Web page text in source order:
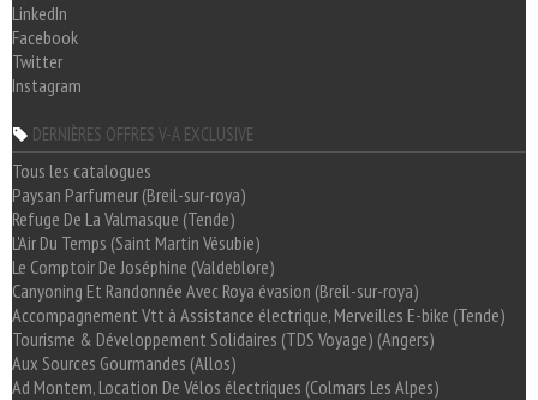
LinkedIn
Facebook
Twitter
Instagram
DERNIÈRES OFFRES V-A EXCLUSIVE
Tous les catalogues
Paysan Parfumeur (Breil-sur-roya)
Refuge De La Valmasque (Tende)
L'Air Du Temps (Saint Martin Vésubie)
Le Comptoir De Joséphine (Valdeblore)
Canyoning Et Randonnée Avec Roya évasion (Breil-sur-roya)
Accompagnement Vtt à Assistance électrique, Merveilles E-bike (Tende)
Tourisme & Développement Solidaires (TDS Voyage) (Angers)
Aux Sources Gourmandes (Allos)
Ad Montem, Location De Vélos électriques (Colmars Les Alpes)